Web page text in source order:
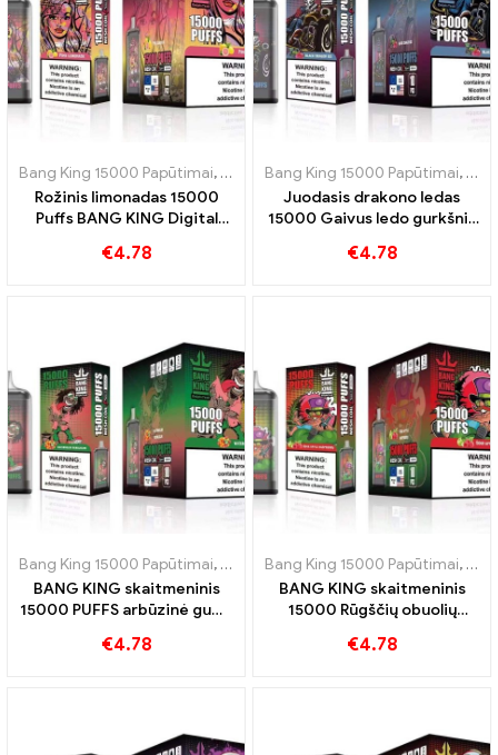
Bang King 15000 Papūtimai, Vienkartinės elektroninės cigaretės
Rožinis limonadas 15000
Puffs BANG KING Digital
patirtis
€4.78
Bang King 15000 Papūtimai,
Juodasis drakono ledas
15000 Gaivus ledo gurkšnis
Digital 15000 PUFFS
€4.78
Bang King 15000 Papūtimai, Vienkartinės elektroninės cigaretės
BANG KING skaitmeninis
15000 PUFFS arbūzinė guma
skonio receptorius
€4.78
Bang King 15000 Papūtimai,
BANG KING skaitmeninis
15000 Rūgščių obuolių
cigaretės pūkai 15000
€4.78